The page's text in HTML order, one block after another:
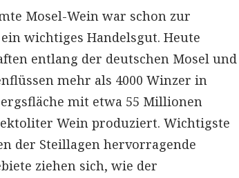
Mosel-Wein war schon zur
wichtiges Handelsgut. Heute
entlang der deutschen Mosel und
mehr als 4000 Winzer in
mit etwa 55 Millionen
Wein produziert. Wichtigste
der Steillagen hervorragende
ziehen sich, wie der